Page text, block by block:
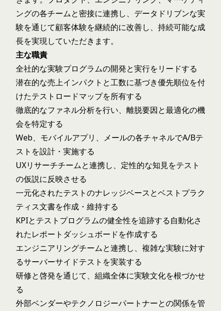
ングの各チームと密接に連携し、データドリブンな実
験を通じて顧客体験を継続的に改善し、持続可能な成
長を実現していただきます。
主な職責
全社的な実験プログラムの開発と実行をリードする
潜在的な売上インパクトと工数に基づき優先順位を付
けたテストロードマップを所有する
徹底的なファネル分析を行い、離脱要因と最適化の機
会を特定する
Web、モバイルアプリ、メールの各チャネルでA/Bテ
ストを設計・実施する
UXリサーチチームと連携し、定性的な知見をテスト
の仮説に反映させる
一元化されたテストのナレッジベースとベストプラク
ティス文書を作成・維持する
KPIとテストプログラムの健全性を追跡する自動化さ
れたレポートダッシュボードを作成する
エンジニアリングチームと連携し、複雑な実験に対す
るサーバーサイドテストを実装する
研修と啓発を通じて、組織全体に実験文化を根づかせ
る
外部ベンダーやテクノロジーパートナーとの関係を管